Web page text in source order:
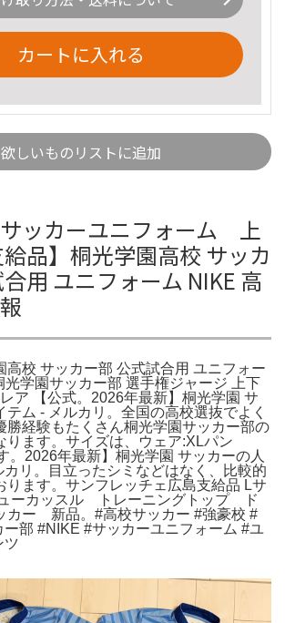
カートに入れる
欲しいものリストに追加
ッカーユニフォーム 上
品】桐光学園高校 サッカ
用 ユニフォーム NIKE 高
高校 サッカー部 公式試合用 ユニフォー
光学園サッカー部 選手権ジャージ 上下
ア 【公式。2026年最新】桐光学園 サ
テム - メルカリ。全国の高校選抜でよく
勝経験もたくさん桐光学園サッカー部の
ります。サイズは、ウェア:XLパン
。2026年最新】桐光学園 サッカーの人
カリ。目立ったシミなどはなく、比較的
ります。サンフレッチェ広島支給品 Lサ
ーカッスル トレーニングトップ ド
ー 新品。#高校サッカー #強豪校 #
部 #NIKE #サッカーユニフォーム #ユ
ツ